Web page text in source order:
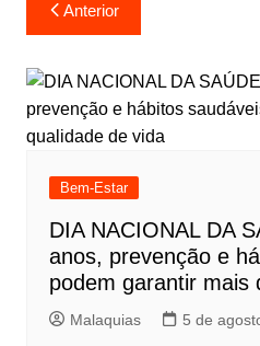
Anterior
Bem-Estar
DIA NACIONAL DA
anos, prevenção e
podem garantir mais
Malaquias 5 de